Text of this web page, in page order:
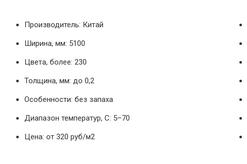
Производитель: Китай
Ширина, мм: 5100
Цвета, более: 230
Толщина, мм: до 0,2
Особенности: без запаха
Диапазон температур, С: 5–70
Цена: от 320 руб/м2